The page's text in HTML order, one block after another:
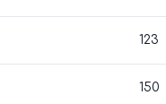
123
150